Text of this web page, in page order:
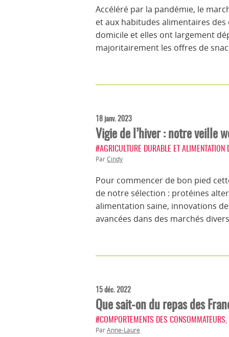
Accéléré par la pandémie, le
et aux habitudes alimentaires
domicile et elles ont largement
majoritairement les offres de
18 janv. 2023
Vigie de l’hiver : notre veille
#AGRICULTURE DURABLE ET ALIMENTATION
ParCindy
Pour commencer de bon pied
de notre sélection : protéines
alimentation saine, innovations
avancées dans des marchés
15 déc. 2022
Que sait-on du repas des
#COMPORTEMENTS DES CONSOMMATEURS
ParAnne-Laure